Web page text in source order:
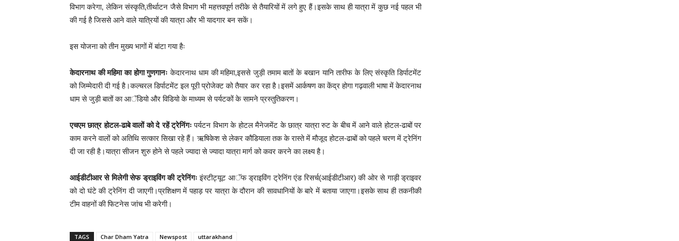
विभाग करेगा, लेकिन संस्कृति,तीर्थाटन जैसे विभाग भी महत्तवपूर्ण तरीके से तैयारियों में लगे हुए हैं।इसके साथ ही यात्रा में कुछ नई पहल भी
की गई है जिससे आने वाले यात्रियों की यात्रा और भी यादगार बन सकें।
इस योजना को तीन मुख्य भागों में बांटा गया हैः
केदारनाथ की महिमा का होगा गुणगानः केदारनाथ धाम की महिमा,इससे जुड़ी तमाम बातों के बखान यानि तारीफ के लिए संस्कृति डिर्पाटमेंट
को जिम्मेदारी दी गई है।कल्चरल डिर्पाटमेंट इल पूरी प्रोजेक्ट को तैयार कर रहा है।इसमें आर्कषण का केंद्र होगा गढ़वाली भाषा में केदारनाथ
धाम से जुड़ी बातों का आॅडियो और विडियो के माध्यम से पर्यटकों के सामने प्रस्तुतिकरण।
एचएम छात्र होटल-ढाबे वालों को दे रहें ट्रेनिंगः पर्यटन विभाग के होटल मैनेजमेंट के छात्र यात्रा रुट के बीच में आने वाले होटल-ढाबों पर
काम करने वालों को अतिथि सत्कार सिखा रहे हैं। ऋषिकेश से लेकर कौडियाला तक के रास्ते में मौजूद होटल-ढाबों को पहले चरण में ट्रेनिंग
दी जा रही है।यात्रा सीजन शुरु होने से पहले ज्यादा से ज्यादा यात्रा मार्ग को कवर करने का लक्ष्य है।
आईडीटीआर से मिलेगी सेफ ड्राइविंग की ट्रेनिंगः इंस्टीट्यूट आॅफ ड्राइविंग ट्रेनिंग एंड रिसर्च(आईडीटीआर) की ओर से गाड़ी ड्राइवर
को दो घंटे की ट्रेनिंग दी जाएगी।प्रशिक्षण में पहाड़ पर यात्रा के दौरान की सावधानियों के बारे में बताया जाएगा।इसके साथ ही तकनीकी
टीम वाहनों की फिटनेस जांच भी करेगी।
TAGS Char Dham Yatra Newspost uttarakhand